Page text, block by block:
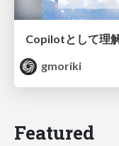
Copilotとして理
gmoriki
Featured